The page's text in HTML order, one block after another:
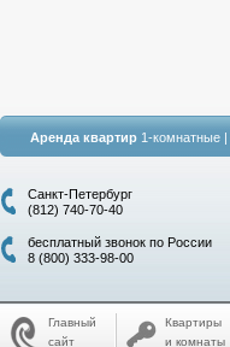
Аренда квартир 1-комнатные |
Санкт-Петербург
(812) 740-70-40
бесплатный звонок по России
8 (800) 333-98-00
Главный
сайт
Квартиры
и комнаты